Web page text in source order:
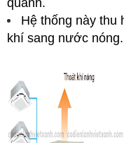
Hệ thống này thu
khí sang nước nóng.